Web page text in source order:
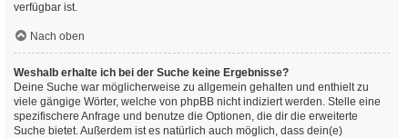
verfügbar ist.
Nach oben
Weshalb erhalte ich bei der Suche keine Ergebnisse?
Deine Suche war möglicherweise zu allgemein gehalten und enthielt zu
viele gängige Wörter, welche von phpBB nicht indiziert werden. Stelle eine
spezifischere Anfrage und benutze die Optionen, die dir die erweiterte
Suche bietet. Außerdem ist es natürlich auch möglich, dass dein(e)